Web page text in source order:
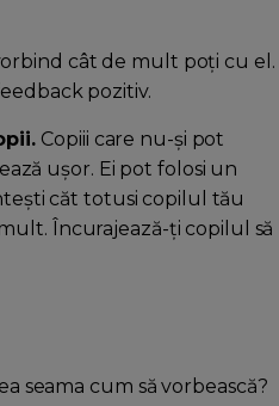
cât de mult poți cu el.
pozitiv.
Copiii care nu-și pot
ușor. Ei pot folosi un
căt totusi copilul tău
Încurajează-ți copilul să
seama cum să vorbească?